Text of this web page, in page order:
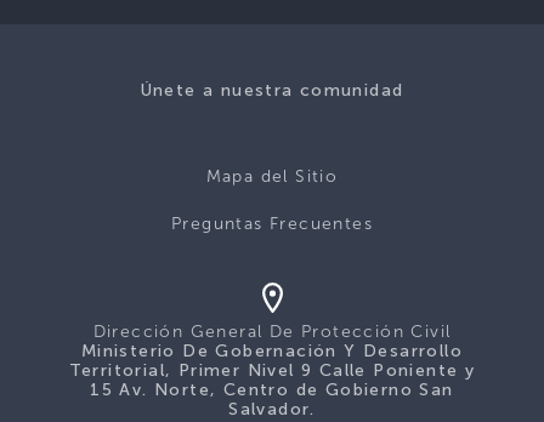
Únete a nuestra comunidad
Mapa del Sitio
Preguntas Frecuentes
Dirección General De Protección Civil
Ministerio De Gobernación Y Desarrollo
Territorial, Primer Nivel 9 Calle Poniente y
15 Av. Norte, Centro de Gobierno San
Salvador.